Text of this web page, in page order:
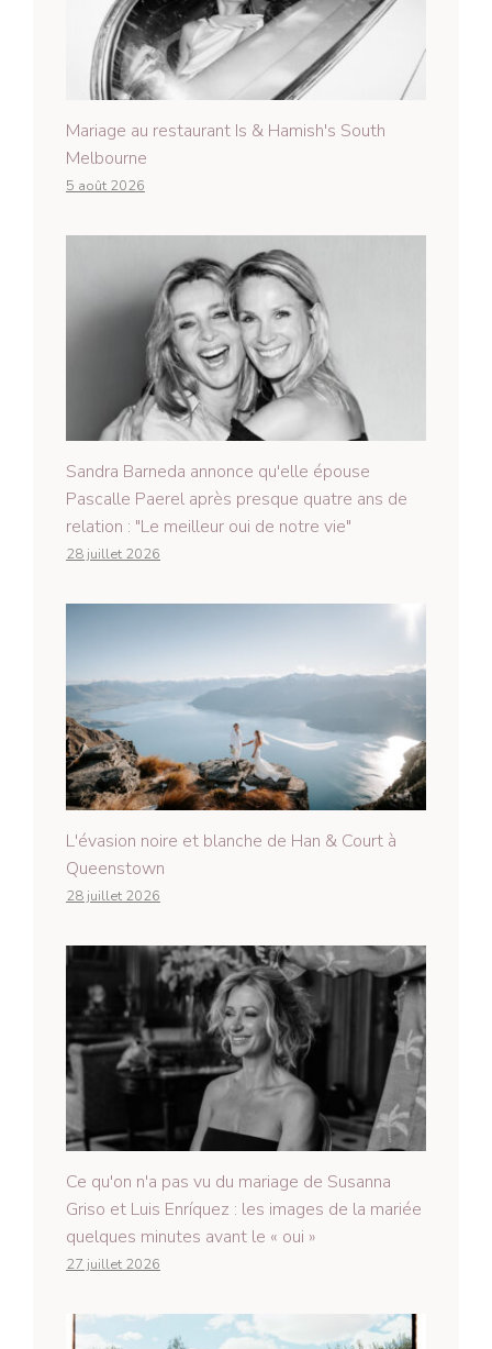
Mariage au restaurant Is & Hamish's South
Melbourne
5 août 2026
Sandra Barneda annonce qu'elle épouse
Pascalle Paerel après presque quatre ans de
relation : "Le meilleur oui de notre vie"
28 juillet 2026
L'évasion noire et blanche de Han & Court à
Queenstown
28 juillet 2026
Ce qu'on n'a pas vu du mariage de Susanna
Griso et Luis Enríquez : les images de la mariée
quelques minutes avant le « oui »
27 juillet 2026